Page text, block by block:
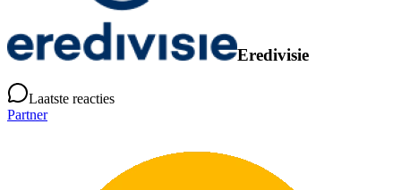
Eredivisie
Laatste reacties
Partner